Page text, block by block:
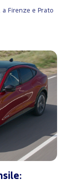
a Firenze e Prato